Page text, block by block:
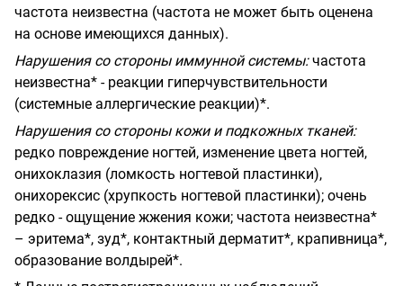
частота неизвестна (частота не может быть оценена
на основе имеющихся данных).
Нарушения со стороны иммунной системы:частота
неизвестна* - реакции гиперчувствительности
(системные аллергические реакции)*.
Нарушения со стороны кожи и подкожных тканей:
редко повреждение ногтей, изменение цвета ногтей,
онихоклазия (ломкость ногтевой пластинки),
онихорексис (хрупкость ногтевой пластинки); очень
редко - ощущение жжения кожи; частота неизвестна*
– эритема*, зуд*, контактный дерматит*, крапивница*,
образование волдырей*.